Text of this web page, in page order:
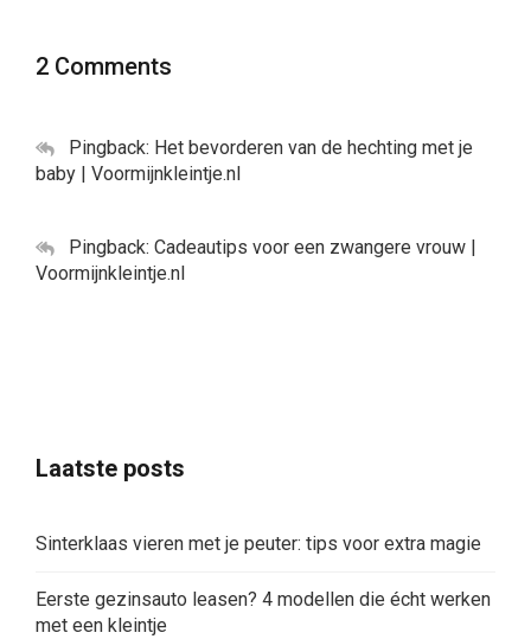
2 Comments
Pingback: Het bevorderen van de hechting met je
baby | Voormijnkleintje.nl
Pingback: Cadeautips voor een zwangere vrouw |
Voormijnkleintje.nl
Laatste posts
Sinterklaas vieren met je peuter: tips voor extra magie
Eerste gezinsauto leasen? 4 modellen die écht werken
met een kleintje